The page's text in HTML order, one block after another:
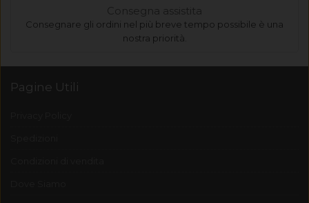
Consegna assistita
Consegnare gli ordini nel più breve tempo possibile è una
nostra priorità.
Pagine Utili